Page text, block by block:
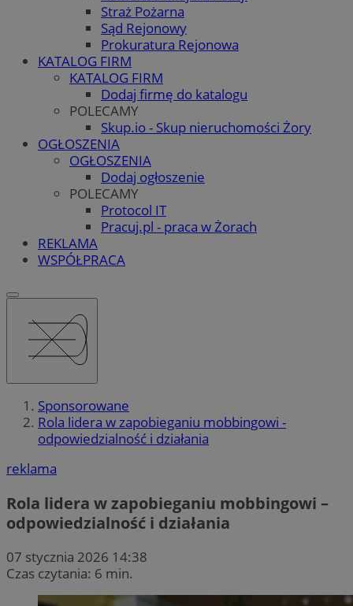
Straż Pożarna
Sąd Rejonowy
Prokuratura Rejonowa
KATALOG FIRM
KATALOG FIRM
Dodaj firmę do katalogu
POLECAMY
Skup.io - Skup nieruchomości Żory
OGŁOSZENIA
OGŁOSZENIA
Dodaj ogłoszenie
POLECAMY
Protocol IT
Pracuj.pl - praca w Żorach
REKLAMA
WSPÓŁPRACA
Sponsorowane
Rola lidera w zapobieganiu mobbingowi -
odpowiedzialność i działania
reklama
Rola lidera w zapobieganiu mobbingowi –
odpowiedzialność i działania
07 stycznia 2026 14:38
Czas czytania: 6 min.